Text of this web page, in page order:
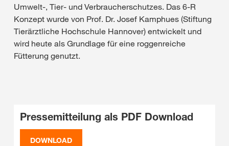
Umwelt-, Tier- und Verbraucherschutzes. Das 6-R
Konzept wurde von Prof. Dr. Josef Kamphues (Stiftung
Tierärztliche Hochschule Hannover) entwickelt und
wird heute als Grundlage für eine roggenreiche
Fütterung genutzt.
Pressemitteilung als PDF Download
DOWNLOAD